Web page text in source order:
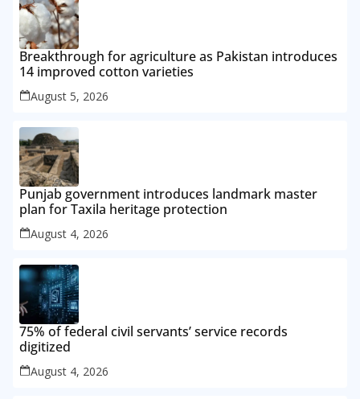
Breakthrough for agriculture as Pakistan introduces
14 improved cotton varieties
August 5, 2026
Punjab government introduces landmark master
plan for Taxila heritage protection
August 4, 2026
75% of federal civil servants’ service records
digitized
August 4, 2026